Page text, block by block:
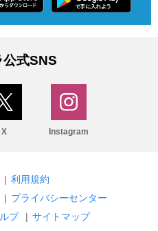
式SNS
X Instagram
| 利用規約
| プライバシーセンター
プ | サイトマップ